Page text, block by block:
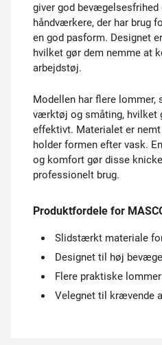
giver god bevægelsesfrihed
håndværkere, der har brug
en god pasform. Designet
hvilket gør dem nemme at
arbejdstøj.
Modellen har flere lommer,
værktøj og småting, hvilket
effektivt. Materialet er
holder formen efter vask.
og komfort gør disse
professionelt brug.
Produktfordele for
Slidstærkt materiale
Designet til høj
Flere praktiske
Velegnet til krævende